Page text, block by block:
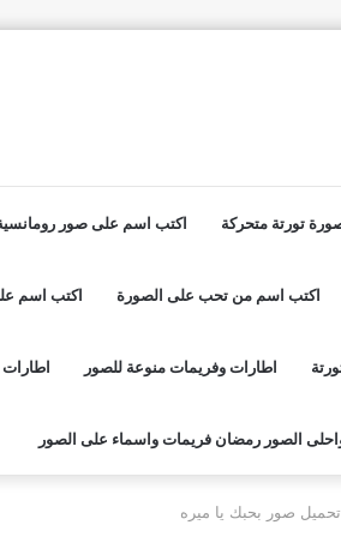
تورتة متحركة اكتب اسم على صور
اكتب اسم من تحب على الصورة اكتب اسم
اطارات وفريمات منوعة للصور اطارات
الصور رمضان فريمات واسماء على الصور
تحميل صور بحبك يا ميره